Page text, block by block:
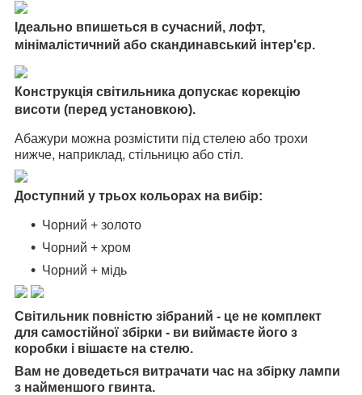
Ідеально впишеться в сучасний, лофт,
мінімалістичний або скандинавський інтер'єр.
Конструкція світильника допускає корекцію
висоти (перед установкою).
Абажури можна розмістити під стелею або трохи
нижче, наприклад, стільницю або стіл.
Доступний у трьох кольорах на вибір:
Чорний + золото
Чорний + хром
Чорний + мідь
Світильник повністю зібраний - це не комплект
для самостійної збірки - ви виймаєте його з
коробки і вішаєте на стелю.
Вам не доведеться витрачати час на збірку лампи
з найменшого гвинта.